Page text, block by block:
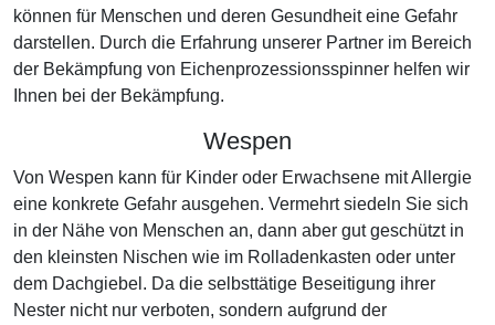
können für Menschen und deren Gesundheit eine Gefahr
darstellen. Durch die Erfahrung unserer Partner im Bereich
der Bekämpfung von Eichenprozessionsspinner helfen wir
Ihnen bei der Bekämpfung.
Wespen
Von Wespen kann für Kinder oder Erwachsene mit Allergie
eine konkrete Gefahr ausgehen. Vermehrt siedeln Sie sich
in der Nähe von Menschen an, dann aber gut geschützt in
den kleinsten Nischen wie im Rolladenkasten oder unter
dem Dachgiebel. Da die selbsttätige Beseitigung ihrer
Nester nicht nur verboten, sondern aufgrund der